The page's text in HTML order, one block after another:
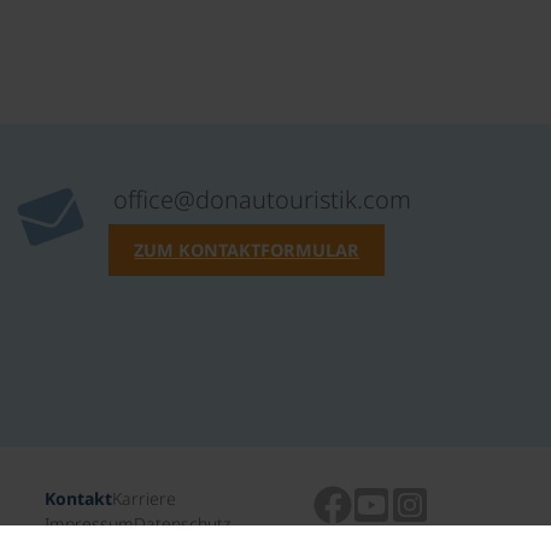
office@donautouristik.com
ZUM KONTAKTFORMULAR
KontaktKarriere
ImpressumDatenschutz